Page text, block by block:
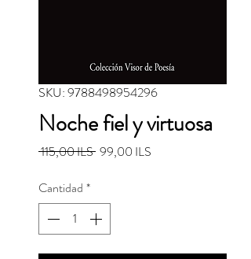
SKU: 9788498954296
Noche fiel y virtuosa
115,00 ILS Precio
99,00 ILS
Cantidad *